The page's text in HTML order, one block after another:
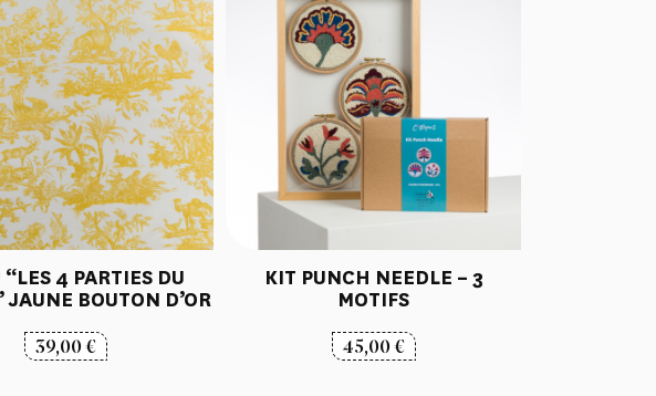
“LES 4 PARTIES DU
JAUNE BOUTON D’OR
39,00€
KIT PUNCH NEEDLE – 3
MOTIFS
45,00€